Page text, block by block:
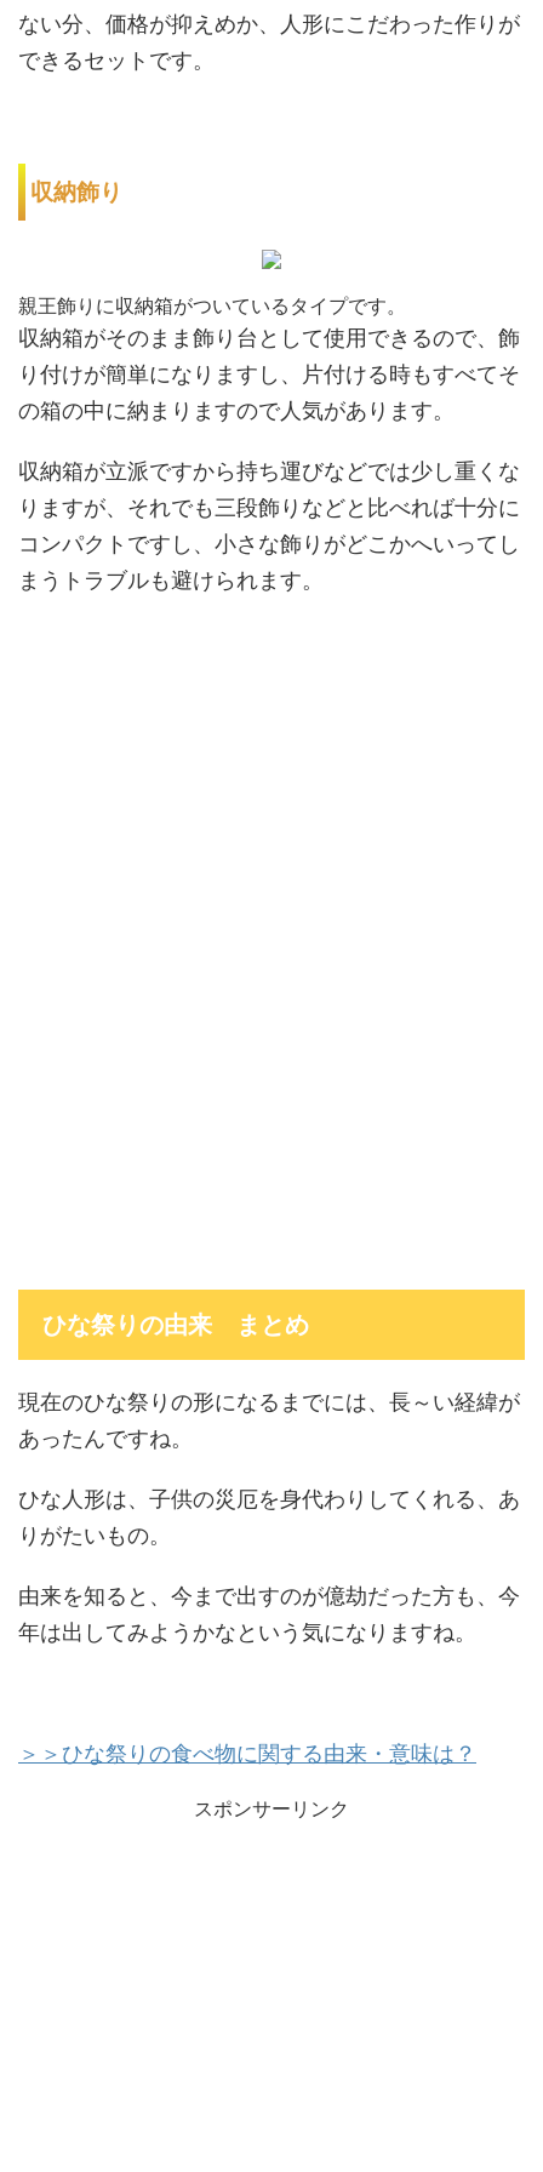
ない分、価格が抑えめか、人形にこだわった作りが
できるセットです。
収納飾り
親王飾りに収納箱がついているタイプです。
収納箱がそのまま飾り台として使用できるので、飾
り付けが簡単になりますし、片付ける時もすべてそ
の箱の中に納まりますので人気があります。
収納箱が立派ですから持ち運びなどでは少し重くな
りますが、それでも三段飾りなどと比べれば十分に
コンパクトですし、小さな飾りがどこかへいってし
まうトラブルも避けられます。
ひな祭りの由来 まとめ
現在のひな祭りの形になるまでには、長～い経緯が
あったんですね。
ひな人形は、子供の災厄を身代わりしてくれる、あ
りがたいもの。
由来を知ると、今まで出すのが億劫だった方も、今
年は出してみようかなという気になりますね。
＞＞ひな祭りの食べ物に関する由来・意味は？
スポンサーリンク